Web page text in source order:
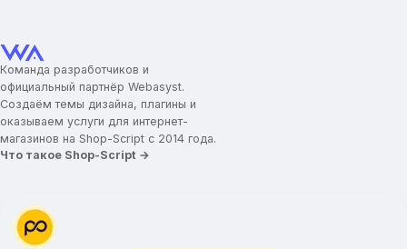
Команда разработчиков и
официальный партнёр Webasyst.
Создаём темы дизайна, плагины и
оказываем услуги для интернет-
магазинов на Shop-Script с 2014 года.
Что такое Shop-Script →